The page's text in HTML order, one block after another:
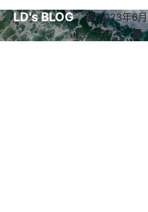
LD's BLOG
2023年6
共 365 字